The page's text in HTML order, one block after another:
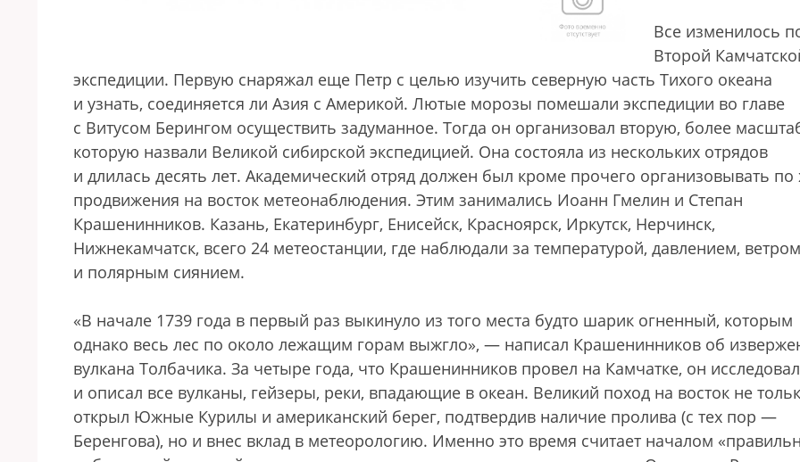
Все изменилось
Второй
экспедиции. Первую снаряжал еще Петр с целью изучить северную часть Тихого океана
и узнать, соединяется ли Азия с Америкой. Лютые морозы помешали экспедиции во главе
с Витусом Берингом осуществить задуманное. Тогда он организовал вторую, более
которую назвали Великой сибирской экспедицией. Она состояла из нескольких отрядов
и длилась десять лет. Академический отряд должен был кроме прочего организовывать по
продвижения на восток метеонаблюдения. Этим занимались Иоанн Гмелин и Степан
Крашенинников. Казань, Екатеринбург, Енисейск, Красноярск, Иркутск, Нерчинск,
Нижнекамчатск, всего 24 метеостанции, где наблюдали за температурой, давлением, ветром
и полярным сиянием.
«В начале 1739 года в первый раз выкинуло из того места будто шарик огненный, которым
однако весь лес по около лежащим горам выжгло», — написал Крашенинников об
вулкана Толбачика. За четыре года, что Крашенинников провел на Камчатке, он исследовал
и описал все вулканы, гейзеры, реки, впадающие в океан. Великий поход на восток не
открыл Южные Курилы и американский берег, подтвердив наличие пролива (с тех пор —
Беренгова), но и внес вклад в метеорологию. Именно это время считает началом